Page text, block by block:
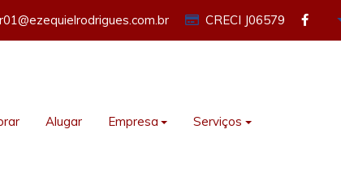
CRECI J06579
Alugar Empresa Serviços